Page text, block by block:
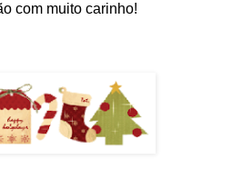
com muito carinho!